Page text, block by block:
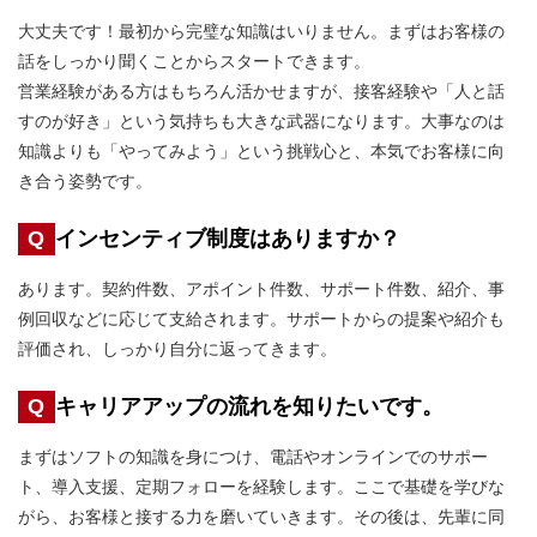
大丈夫です！最初から完璧な知識はいりません。まずはお客様の
話をしっかり聞くことからスタートできます。
営業経験がある方はもちろん活かせますが、接客経験や「人と話
すのが好き」という気持ちも大きな武器になります。大事なのは
知識よりも「やってみよう」という挑戦心と、本気でお客様に向
き合う姿勢です。
Q インセンティブ制度はありますか？
あります。契約件数、アポイント件数、サポート件数、紹介、事
例回収などに応じて支給されます。サポートからの提案や紹介も
評価され、しっかり自分に返ってきます。
Q キャリアアップの流れを知りたいです。
まずはソフトの知識を身につけ、電話やオンラインでのサポー
ト、導入支援、定期フォローを経験します。ここで基礎を学びな
がら、お客様と接する力を磨いていきます。その後は、先輩に同